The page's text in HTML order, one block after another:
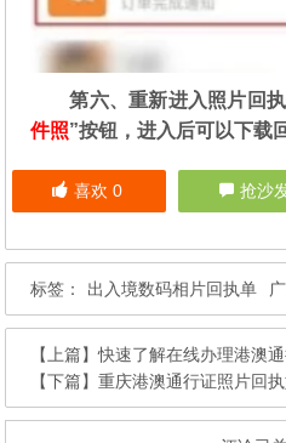
第六、重新进入照片回
件照”按钮，进入后可以下载
喜欢 0 抢沙
标签： 出入境数码相片回执单
【上篇】快速了解在线办理港澳
【下篇】重庆港澳通行证照片回